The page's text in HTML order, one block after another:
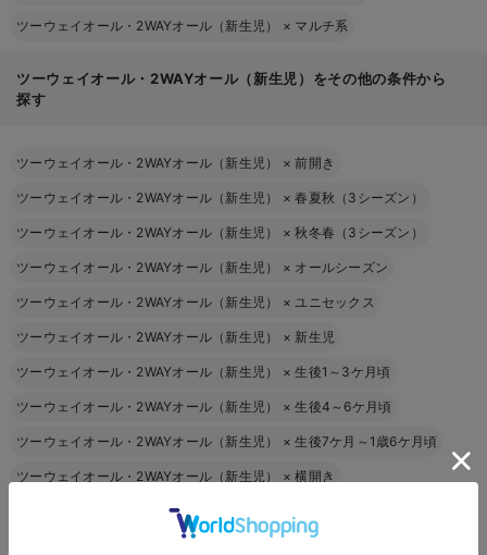
ツーウェイオール・2WAYオール（新生児） × マルチ系
ツーウェイオール・2WAYオール（新生児）をその他の条件から
探す
ツーウェイオール・2WAYオール（新生児） ×前開き
ツーウェイオール・2WAYオール（新生児） ×春夏秋（3シーズン）
ツーウェイオール・2WAYオール（新生児） ×秋冬春（3シーズン）
ツーウェイオール・2WAYオール（新生児） × オールシーズン
ツーウェイオール・2WAYオール（新生児） × ユニセックス
ツーウェイオール・2WAYオール（新生児） × 新生児
ツーウェイオール・2WAYオール（新生児） ×生後1～3ケ月頃
ツーウェイオール・2WAYオール（新生児） ×生後4～6ケ月頃
ツーウェイオール・2WAYオール（新生児） ×生後7ケ月～1歳6ケ月頃
ツーウェイオール・2WAYオール（新生児） ×横開き
ツーウェイオール・2WAYオール（新生児）